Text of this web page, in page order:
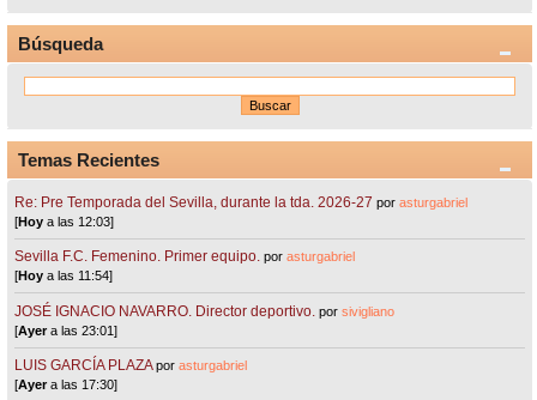
Búsqueda
Temas Recientes
Re: Pre Temporada del Sevilla, durante la tda. 2026-27 porasturgabriel
[Hoy a las 12:03]
Sevilla F.C. Femenino. Primer equipo. porasturgabriel
[Hoy a las 11:54]
JOSÉ IGNACIO NAVARRO. Director deportivo. porsivigliano
[Ayera las 23:01]
LUIS GARCÍA PLAZA porasturgabriel
[Ayera las 17:30]